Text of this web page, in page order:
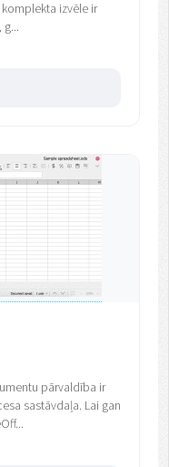
izvēle ir
pārvaldība ir
sastāvdaļa. Lai gan